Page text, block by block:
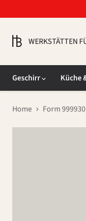
WERKSTÄTTEN
Geschirr
Küche
Home Form 999930